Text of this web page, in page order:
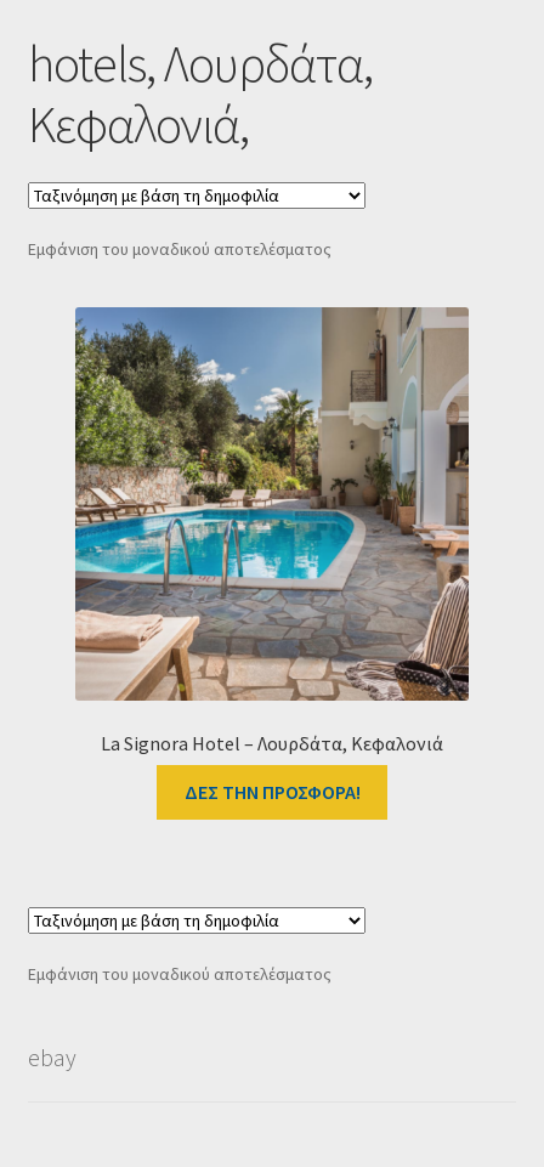
Δελτίο νέων
Επιβεβαίωση εγγραφής στο Newsletter του Dealistas.gr
Επικοινωνία
Καλάθι
Κατάστημα
Ο λογαριασμός μου
Ταμείο
HOME
hotels, Λουρδάτα,
Κεφαλονιά,
Εμφάνιση του μοναδικού αποτελέσματος
La Signora Hotel – Λουρδάτα, Κεφαλονιά
ΔΕΣ ΤΗΝ ΠΡΟΣΦΟΡΑ!
Εμφάνιση του μοναδικού αποτελέσματος
ebay